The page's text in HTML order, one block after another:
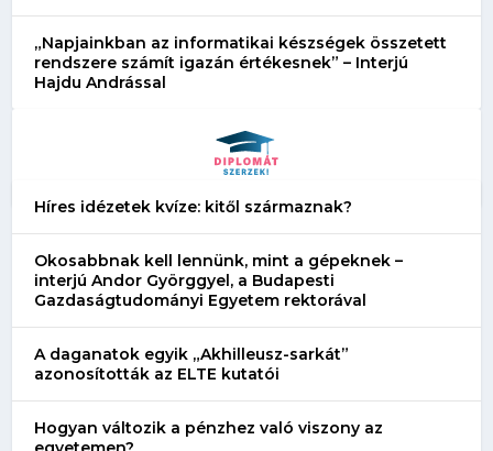
„Napjainkban az informatikai készségek összetett
rendszere számít igazán értékesnek” – Interjú
Hajdu Andrással
Híres idézetek kvíze: kitől származnak?
Okosabbnak kell lennünk, mint a gépeknek –
interjú Andor Györggyel, a Budapesti
Gazdaságtudományi Egyetem rektorával
A daganatok egyik „Akhilleusz-sarkát”
azonosították az ELTE kutatói
Hogyan változik a pénzhez való viszony az